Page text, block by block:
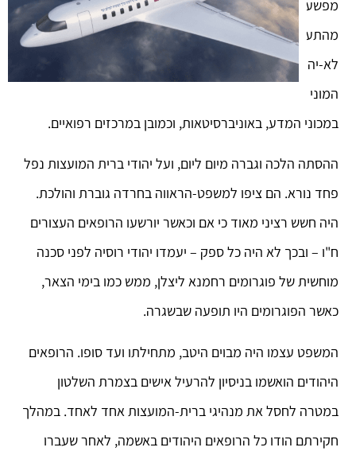
מפשע ויש כאן פשוט עלילה שפלה. אולם רוב העם הושפע
מהתעמולה המסיבית והאמין לגרסה הרשמית. חולים
לא-יהודים החלו לחשוש מלהיבדק אצל רופא יהודי. בד בבד,
המוני יהודים איבדו את משרותיהם. הפיטורים התרחשו במיוחד
במכוני המדע, באוניברסיטאות, וכמובן במרכזים רפואיים.
ההסתה הלכה וגברה מיום ליום, ועל יהודי ברית המועצות נפל
פחד נורא. הם ציפו למשפט-הראווה בחרדה גוברת והולכת.
היה חשש רציני מאוד כי אם וכאשר יורשעו הרופאים העצורים
ח"ו – ובכך לא היה כל ספק – יעמדו יהודי רוסיה לפני סכנה
מוחשית של פוגרומים רחמנא ליצלן, ממש כמו בימי הצאר,
כאשר הפוגרומים היו תופעה שבשגרה.
המשפט עצמו היה מבוים היטב, מתחילתו ועד סופו. הרופאים
היהודים הואשמו בניסיון להרעיל אישים בצמרת השלטון
במטרה לחסל את מנהיגי ברית-המועצות אחד לאחד. במהלך
חקירתם הודו כל הרופאים היהודים באשמה, לאחר שעברו